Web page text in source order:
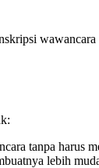
tanpa harus
lebih